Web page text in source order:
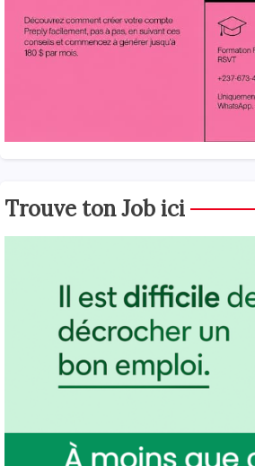
Trouve ton Job ici